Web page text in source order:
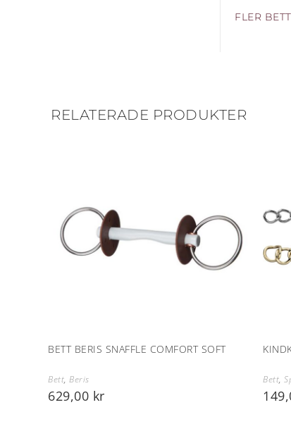
FLER
RELATERADE PRODUKTER
BETT BERIS SNAFFLE COMFORT SOFT
Bett,Beris
629,00 kr
Bett,